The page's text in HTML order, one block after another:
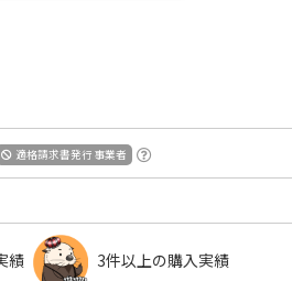
適格請求書発行事業者
績 3件以上の購入実績